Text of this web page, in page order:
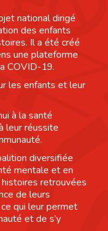
national dirigé
des enfants
Il a été créé
une plateforme
COVID-19.
les enfants et leur
à la santé
leur réussite
diversifiée
mentale et en
retrouvées
de leurs
qui leur permet
et de s’y